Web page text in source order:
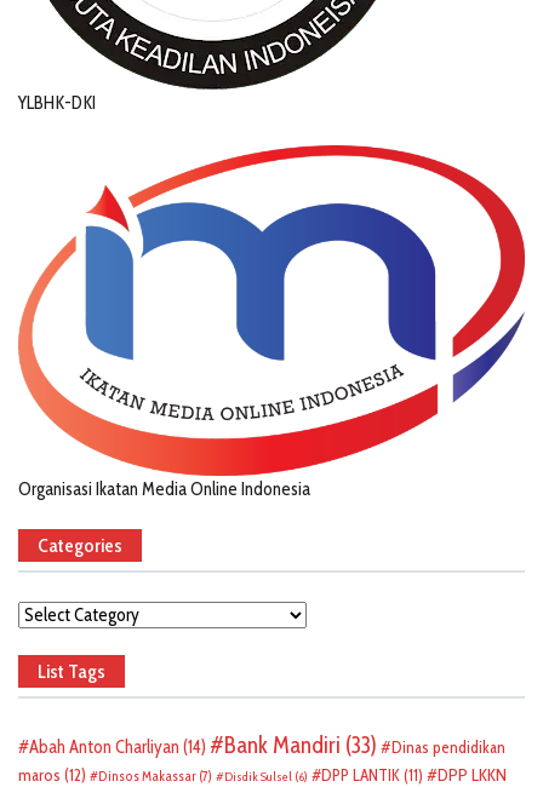
YLBHK-DKI
Organisasi Ikatan Media Online Indonesia
Categories
Categories
List Tags
Abah Anton Charliyan (14) Bank Mandiri (33)
Dinas pendidikan
maros (12) Dinsos Makassar (7) Disdik Sulsel (6) DPP LANTIK(11)
DPP LKKN